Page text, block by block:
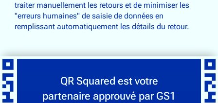
traiter manuellement les retours et de minimiser les
"erreurs humaines" de saisie de données en
remplissant automatiquement les détails du retour.
QR Squared est votre
partenaire approuvé par GS1